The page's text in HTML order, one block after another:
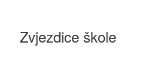
Zvjezdice škole